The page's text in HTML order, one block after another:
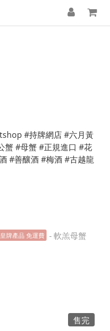
皇牌產品 免運費
售完